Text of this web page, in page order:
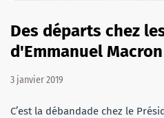
Des départs chez
d'Emmanuel Macron
3 janvier 2019
C’est la débandade chez le